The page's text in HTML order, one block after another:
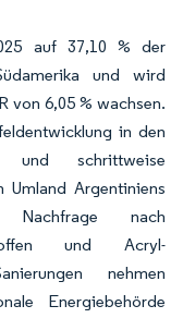
auf 37,10 % der
und wird
von 6,05 % wachsen.
in den
und schrittweise
Umland Argentiniens
Nachfrage nach
und Acryl-
nehmen
Energiebehörde